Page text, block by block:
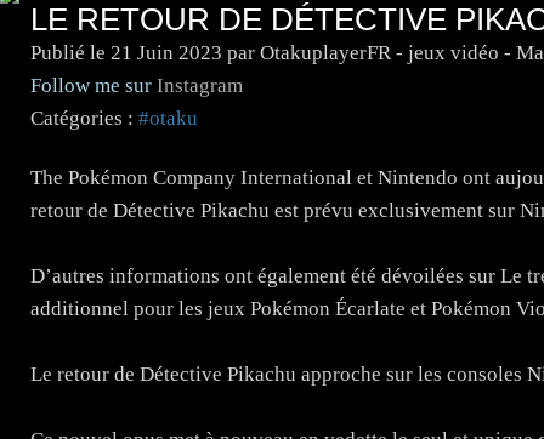
LE RETOUR DE DÉTECTIVE
Publié le 21 Juin 2023 par OtakuplayerFR - jeux vidéo -
Follow me sur Instagram
Catégories : #otaku
The Pokémon Company International et Nintendo ont
retour de Détective Pikachu est prévu exclusivement sur
D’autres informations ont également été dévoilées sur Le
additionnel pour les jeux Pokémon Écarlate et Pokémon
Le retour de Détective Pikachu approche sur les consoles